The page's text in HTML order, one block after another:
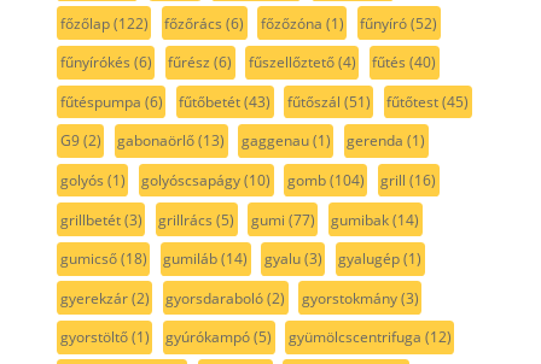
főzőlap(122) főzőrács (6) főzőzóna (1) fűnyíró(52)
fűnyírókés (6) fűrész (6) fűszellőztető(4) fűtés (40)
fűtéspumpa (6) fűtőbetét(43) fűtőszál (51) fűtőtest(45)
G9(2) gabonaörlő(13) gaggenau(1) gerenda (1)
golyós (1) golyóscsapágy(10) gomb(104) grill (16)
grillbetét(3) grillrács (5) gumi (77) gumibak(14)
gumicső(18) gumiláb(14) gyalu(3) gyalugép(1)
gyerekzár(2) gyorsdaraboló(2) gyorstokmány(3)
gyorstöltő(1) gyúrókampó(5) gyümölcscentrifuga (12)